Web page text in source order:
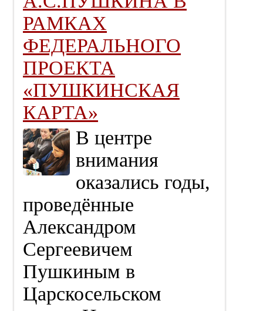
РАМКАХ
ФЕДЕРАЛЬНОГО
ПРОЕКТА
«ПУШКИНСКАЯ
КАРТА»
В центре
внимания
оказались годы,
проведённые
Александром
Сергеевичем
Пушкиным в
Царскосельском